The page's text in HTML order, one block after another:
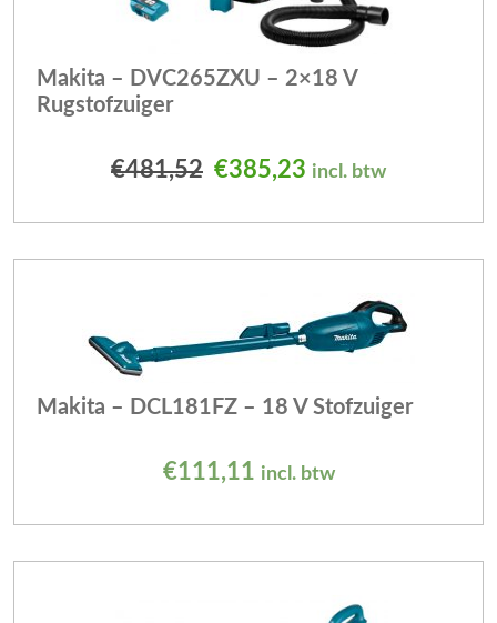
Makita – DVC265ZXU – 2×18 V
Rugstofzuiger
€481,52 Oorspronkelijke prijs
€385,23 Huidige prijs is:
incl. btw
Makita – DCL181FZ – 18 V Stofzuiger
€111,11 incl. btw